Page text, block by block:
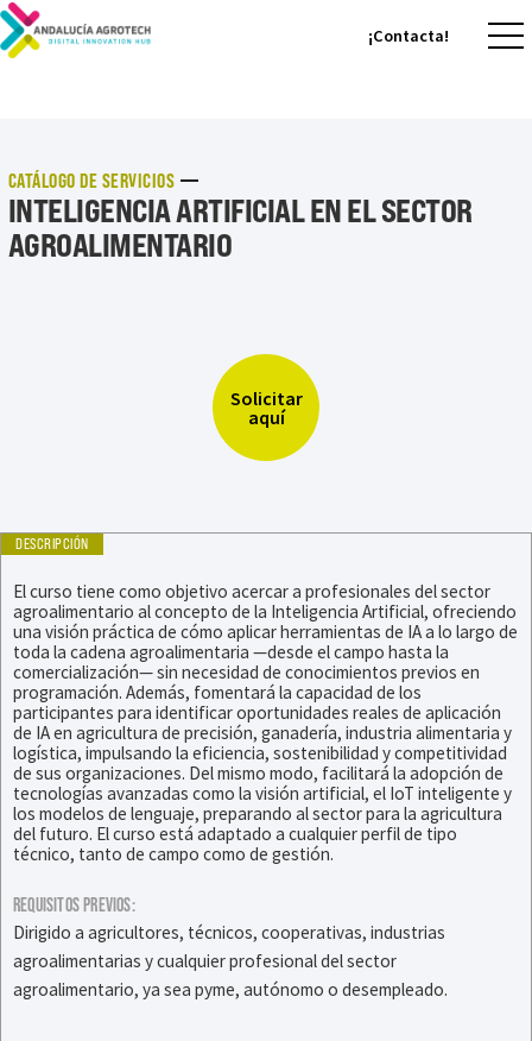
¡Contacta!
CATÁLOGO DE SERVICIOS
INTELIGENCIA ARTIFICIAL EN EL SECTOR
AGROALIMENTARIO
Solicitar
aquí
El curso tiene como objetivo acercar a profesionales del sector
agroalimentario al concepto de la Inteligencia Artificial, ofreciendo
una visión práctica de cómo aplicar herramientas de IA a lo largo de
toda la cadena agroalimentaria —desde el campo hasta la
comercialización— sin necesidad de conocimientos previos en
programación. Además, fomentará la capacidad de los
participantes para identificar oportunidades reales de aplicación
de IA en agricultura de precisión, ganadería, industria alimentaria y
logística, impulsando la eficiencia, sostenibilidad y competitividad
de sus organizaciones. Del mismo modo, facilitará la adopción de
tecnologías avanzadas como la visión artificial, el IoT inteligente y
los modelos de lenguaje, preparando al sector para la agricultura
del futuro. El curso está adaptado a cualquier perfil de tipo
técnico, tanto de campo como de gestión.
REQUISITOS PREVIOS:
Dirigido a agricultores, técnicos, cooperativas, industrias
agroalimentarias y cualquier profesional del sector
agroalimentario, ya sea pyme, autónomo o desempleado.
DESCRIPCIÓN